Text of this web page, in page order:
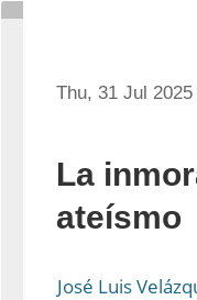
Thu, 31 Jul 2025
La
ateísmo
José Luis